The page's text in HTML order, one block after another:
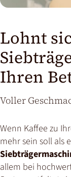
Lohnt
Ihren
Voller
Wenn Kaffee zu
mehr sein soll als
allem bei